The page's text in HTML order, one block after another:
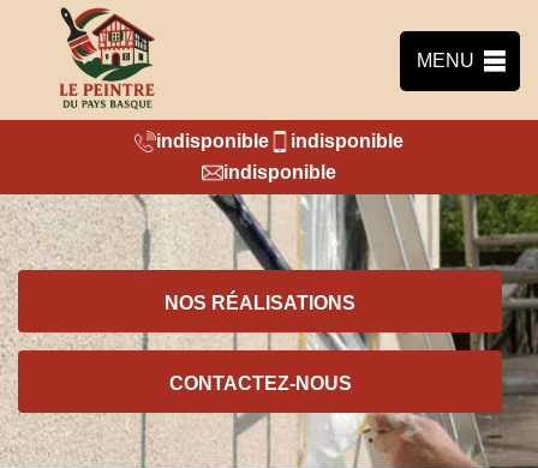
MENU
indisponible
indisponible
indisponible
NOS RÉALISATIONS
CONTACTEZ-NOUS